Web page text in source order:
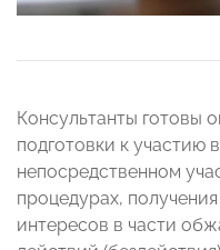
Консультанты готовы
подготовки к участию
непосредственном
процедурах,
интересов в части